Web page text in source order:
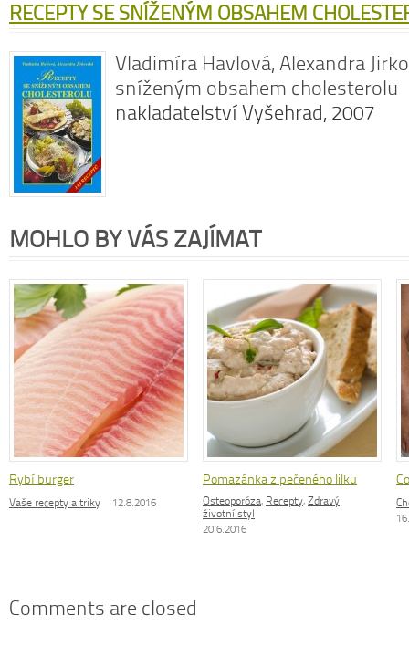
RECEPTY SE SNÍŽENÝM OBSAHEM
Vladimíra Havlová, Alexandra
sníženým obsahem cholesterolu
nakladatelství Vyšehrad, 2007
MOHLO BY VÁS ZAJÍMAT
Rybí burger
Vaše recepty a triky 12.8.2016
Pomazánka z pečeného lilku
Osteoporóza, Recepty, Zdravý
životní styl
20.6.2016
Comments are closed